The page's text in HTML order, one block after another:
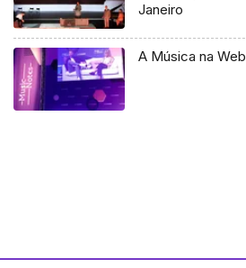
Janeiro
A Música na